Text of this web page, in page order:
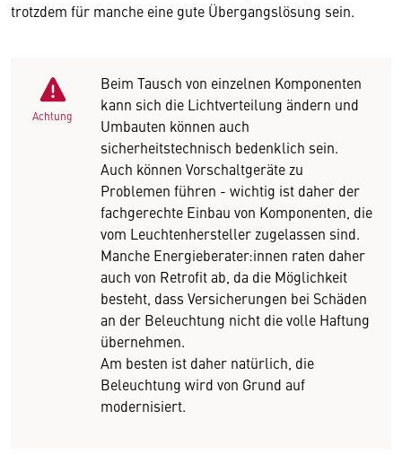
trotzdem für manche eine gute Übergangslösung sein.
Achtung
Beim Tausch von einzelnen Komponenten
kann sich die Lichtverteilung ändern und
Umbauten können auch
sicherheitstechnisch bedenklich sein.
Auch können Vorschaltgeräte zu
Problemen führen - wichtig ist daher der
fachgerechte Einbau von Komponenten, die
vom Leuchtenhersteller zugelassen sind.
Manche Energieberater:innen raten daher
auch von Retrofit ab, da die Möglichkeit
besteht, dass Versicherungen bei Schäden
an der Beleuchtung nicht die volle Haftung
übernehmen.
Am besten ist daher natürlich, die
Beleuchtung wird von Grund auf
modernisiert.